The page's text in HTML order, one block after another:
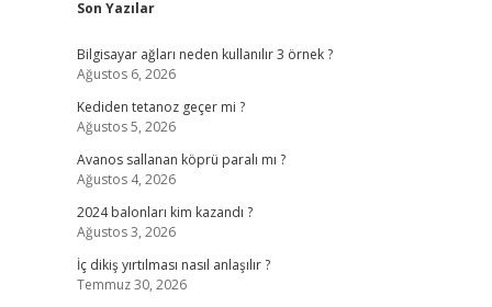
Son Yazılar
Bilgisayar ağları neden kullanılır 3 örnek ?
Ağustos 6, 2026
Kediden tetanoz geçer mi ?
Ağustos 5, 2026
Avanos sallanan köprü paralı mı ?
Ağustos 4, 2026
2024 balonları kim kazandı ?
Ağustos 3, 2026
İç dikiş yırtılması nasıl anlaşılır ?
Temmuz 30, 2026